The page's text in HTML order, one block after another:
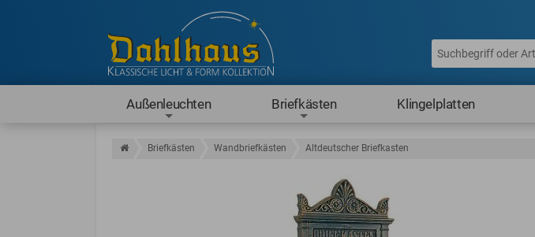
Außenleuchten Briefkästen Klingelplatten
Briefkästen Wandbriefkästen Altdeutscher Briefkasten